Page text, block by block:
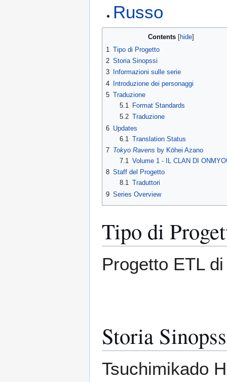
Russo
Contents
1 Tipo di Progetto
2 Storia Sinopssi
3
Informazioni sulle serie
4 Introduzione dei personaggi
5 Traduzione
5.1
Format Standards
5.2 Traduzione
6 Updates
6.1 Translation Status
7 Tokyo Ravens by Kōhei Azano
7.1
Volume 1 - IL CLAN DI
8 Staff del Progetto
8.1 Traduttori
9 Series Overview
Tipo di
Progetto ETL
Storia
Tsuchimikado